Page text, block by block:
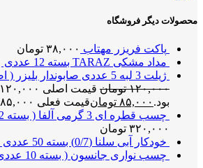
محصولات دیگر فروشگاه
پاکت فریزر مهتاب ۳۸,۰۰۰ تومان
مداد مشکی TARAZ بسته 12 عددی
ژیلت 3 لبه 5 عددی صابوندار بلیزر ( اصل ) BLAZER
۱۲۰,۰۰۰ تومان
بود. ۸۵,۰۰۰ تومانقیمت فعلی ۸۵,۰۰۰ تومان است.
چسب قطره ای 3 گرمی آلفا ( بسته 12 عددی )
۳۲۰,۰۰۰ تومان
خودکار آبی سلنا (0/7) بسته 50 عددی
چسب نواری جانسون ( بسته 10 عددی )